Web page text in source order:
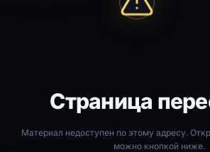
Страница
Материал недоступен по этому адресу.
можно кнопкой ниже.